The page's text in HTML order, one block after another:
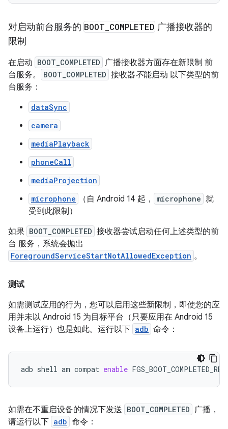
对启动前台服务的 BOOT COMPLETED 广播接收器的
限制
在启动 BOOT_COMPLETED 广播接收器方面存在新限制 前
台服务。
BOOT_COMPLETED 接收器不能启动 以下类型的前
台服务：
dataSync
camera
mediaPlayback
phoneCall
mediaProjection
microphone
（自 Android 14 起， microphone 就
受到此限制）
如果 BOOT_COMPLETED 接收器尝试启动任何上述类型的前
台 服务，系统会抛出
ForegroundServiceStartNotAllowedException 。
测试
如需测试应用的行为，您可以启用这些新限制，即使您的应
用并未以 Android 15 为目标平台（只要应用在 Android 15
设备上运行）也是如此。运行以下 adb 命令：
adb shell am compat enable
如需在不重启设备的情况下发送 BOOT_COMPLETED 广播，
请运行以下 adb 命令：